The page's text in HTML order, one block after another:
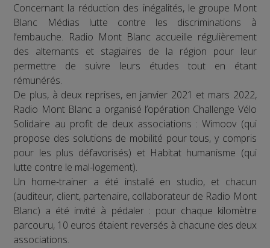
Concernant la réduction des inégalités, le groupe Mont
Blanc Médias lutte contre les discriminations à
l’embauche. Radio Mont Blanc accueille régulièrement
des alternants et stagiaires de la région pour leur
permettre de suivre leurs études tout en étant
rémunérés.
De plus, à deux reprises, en janvier 2021 et mars 2022,
Radio Mont Blanc a organisé l’opération Challenge Vélo
Solidaire au profit de deux associations : Wimoov (qui
propose des solutions de mobilité pour tous, y compris
pour les plus défavorisés) et Habitat humanisme (qui
lutte contre le mal-logement).
Un home-trainer a été installé en studio, et chacun
(auditeur, client, partenaire, collaborateur de Radio Mont
Blanc) a été invité à pédaler : pour chaque kilomètre
parcouru, 10 euros étaient reversés à chacune des deux
associations.